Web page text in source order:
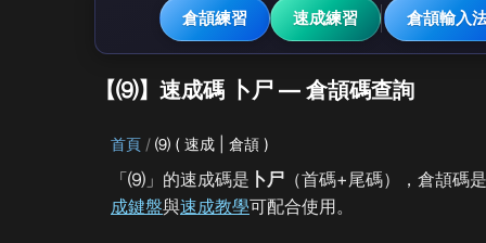
倉頡練習 速成練習 倉頡輸入
【⑼】速成碼 卜尸 — 倉頡碼查詢
首頁 ⑼ ( 速成 | 倉頡 )
「⑼」的速成碼是 卜尸 （首碼+尾碼），倉頡碼
成鍵盤與速成教學可配合使用。